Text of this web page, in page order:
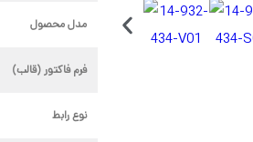
مدل محصول
فرم فاکتور (قالب)
نوع رابط